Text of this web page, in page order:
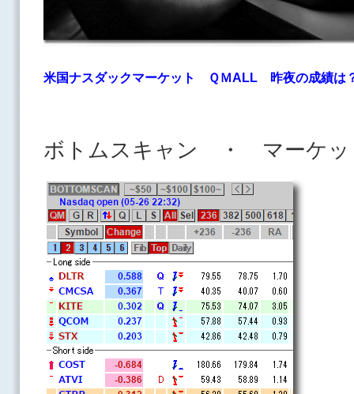
米国ナスダックマーケット ＱＭALL 昨夜の成績は
ボトムスキャン ・ マーケッ